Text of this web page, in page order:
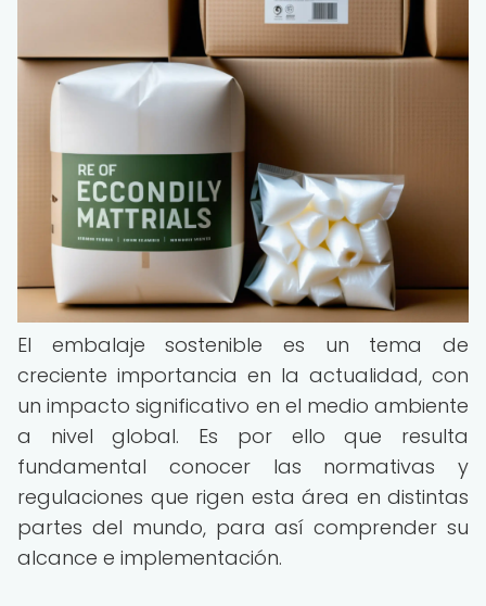
El embalaje sostenible es un tema de
creciente importancia en la actualidad, con
un impacto significativo en el medio ambiente
a nivel global. Es por ello que resulta
fundamental conocer las normativas y
regulaciones que rigen esta área en distintas
partes del mundo, para así comprender su
alcance e implementación.